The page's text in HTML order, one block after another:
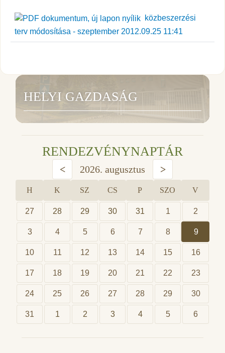
közbeszerzési
terv módosítása - szeptember 2012.09.25 11:41
HELYI GAZDASÁG
RENDEZVÉNYNAPTÁR
< 2026. augusztus >
H K SZ CS P SZO V
27 28 29 30 31 1 2
3 4 5 6 7 8 9
10 11 12 13 14 15 16
17 18 19 20 21 22 23
24 25 26 27 28 29 30
31 1 2 3 4 5 6